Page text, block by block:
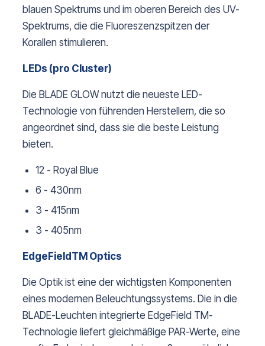
blauen Spektrums und im oberen Bereich des UV-
Spektrums, die die Fluoreszenzspitzen der
Korallen stimulieren.
LEDs (pro Cluster)
Die BLADE GLOW nutzt die neueste LED-
Technologie von führenden Herstellern, die so
angeordnet sind, dass sie die beste Leistung
bieten.
12 - Royal Blue
6 - 430nm
3 - 415nm
3 - 405nm
EdgeFieldTM Optics
Die Optik ist eine der wichtigsten Komponenten
eines modernen Beleuchtungssystems. Die in die
BLADE-Leuchten integrierte EdgeField TM-
Technologie liefert gleichmäßige PAR-Werte, eine